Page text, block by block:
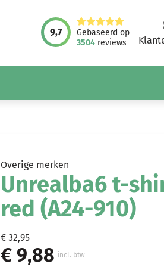
9,7
Gebaseerd op
3504 reviews
Overige merken
Unrealba6 t-
red (A24-910)
€ 32,95
€ 9,88 incl. btw